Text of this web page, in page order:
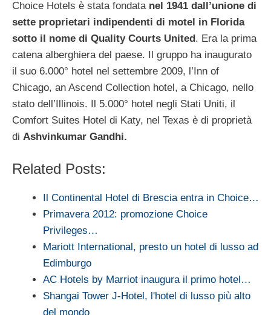
Choice Hotels è stata fondata nel 1941 dall’unione di
sette proprietari indipendenti di motel in Florida
sotto il nome di Quality Courts United . Era la prima
catena alberghiera del paese. Il gruppo ha inaugurato
il suo 6.000° hotel nel settembre 2009, l’Inn of
Chicago, an Ascend Collection hotel, a Chicago, nello
stato dell’Illinois. Il 5.000° hotel negli Stati Uniti, il
Comfort Suites Hotel di Katy, nel Texas è di proprietà
di Ashvinkumar Gandhi.
Related Posts:
Il Continental Hotel di Brescia entra in Choice…
Primavera 2012: promozione Choice
Privileges…
Mariott International, presto un hotel di lusso ad
Edimburgo
AC Hotels by Marriot inaugura il primo hotel…
Shangai Tower J-Hotel, l'hotel di lusso più alto
del mondo